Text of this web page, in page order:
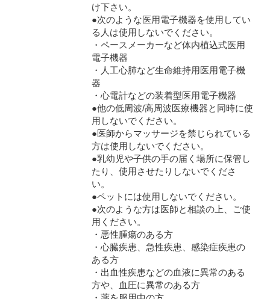
け下さい。
●次のような医用電子機器を使用してい
る人は使用しないでください。
・ペースメーカーなど体内植込式医用
電子機器
・人工心肺など生命維持用医用電子機
器
・心電計などの装着型医用電子機器
●他の低周波/高周波医療機器と同時に使
用しないでください。
●医師からマッサージを禁じられている
方は使用しないでください。
●乳幼児や子供の手の届く場所に保管し
たり、使用させたりしないでくださ
い。
●ペットには使用しないでください。
●次のような方は医師と相談の上、ご使
用ください。
・悪性腫瘍のある方
・心臓疾患、急性疾患、感染症疾患の
ある方
・出血性疾患などの血液に異常のある
方や、血圧に異常のある方